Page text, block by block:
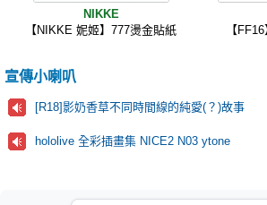
NIKKE
【NIKKE 妮姬】777燙金貼紙
【
宣傳小喇叭
[R18]影奶香草不同時間線的純愛(？)故事
hololive 全彩插畫集 NICE2 N03 ytone